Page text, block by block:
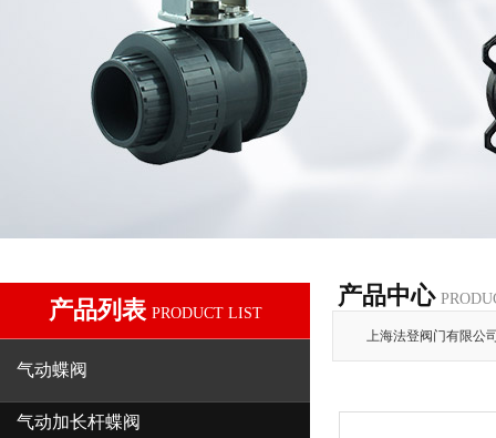
产品列表 PRODUCT LIST
气动蝶阀
气动加长杆蝶阀
产品中心
上海法登阀门有限公